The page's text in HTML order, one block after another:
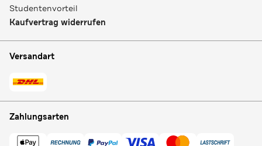
Studentenvorteil
Kaufvertrag widerrufen
Versandart
Zahlungsarten